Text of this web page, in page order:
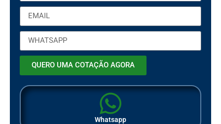
QUERO UMA COTAÇÃO AGORA
Whatsapp